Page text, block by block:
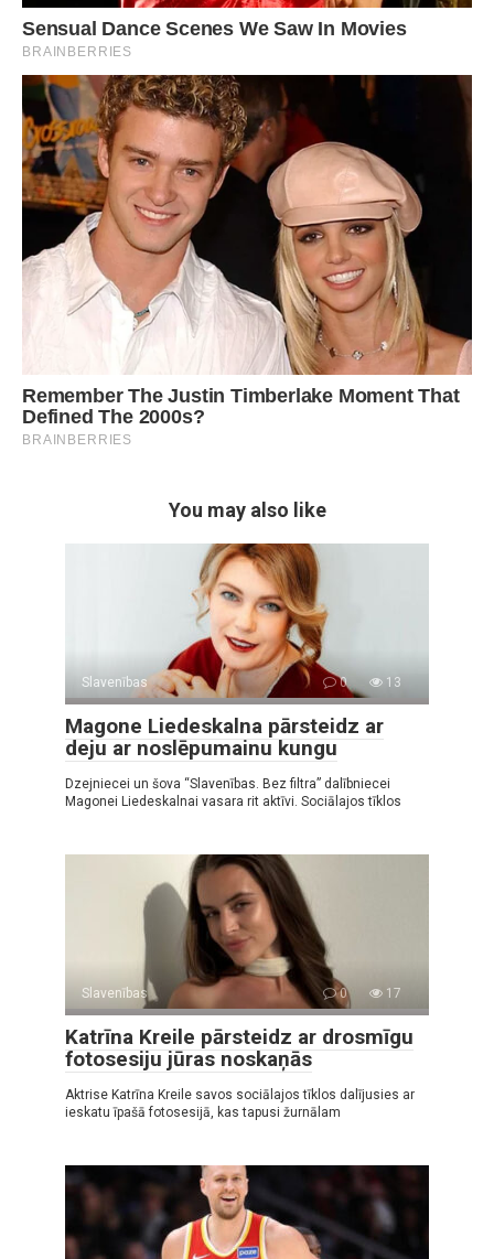
You may also like
Slavenības 0 13
Magone Liedeskalna pārsteidz ar
deju ar noslēpumainu kungu
Dzejniecei un šova “Slavenības. Bez filtra” dalībniecei
Magonei Liedeskalnai vasara rit aktīvi. Sociālajos tīklos
Slavenības 0 17
Katrīna Kreile pārsteidz ar drosmīgu
fotosesiju jūras noskaņās
Aktrise Katrīna Kreile savos sociālajos tīklos dalījusies ar
ieskatu īpašā fotosesijā, kas tapusi žurnālam